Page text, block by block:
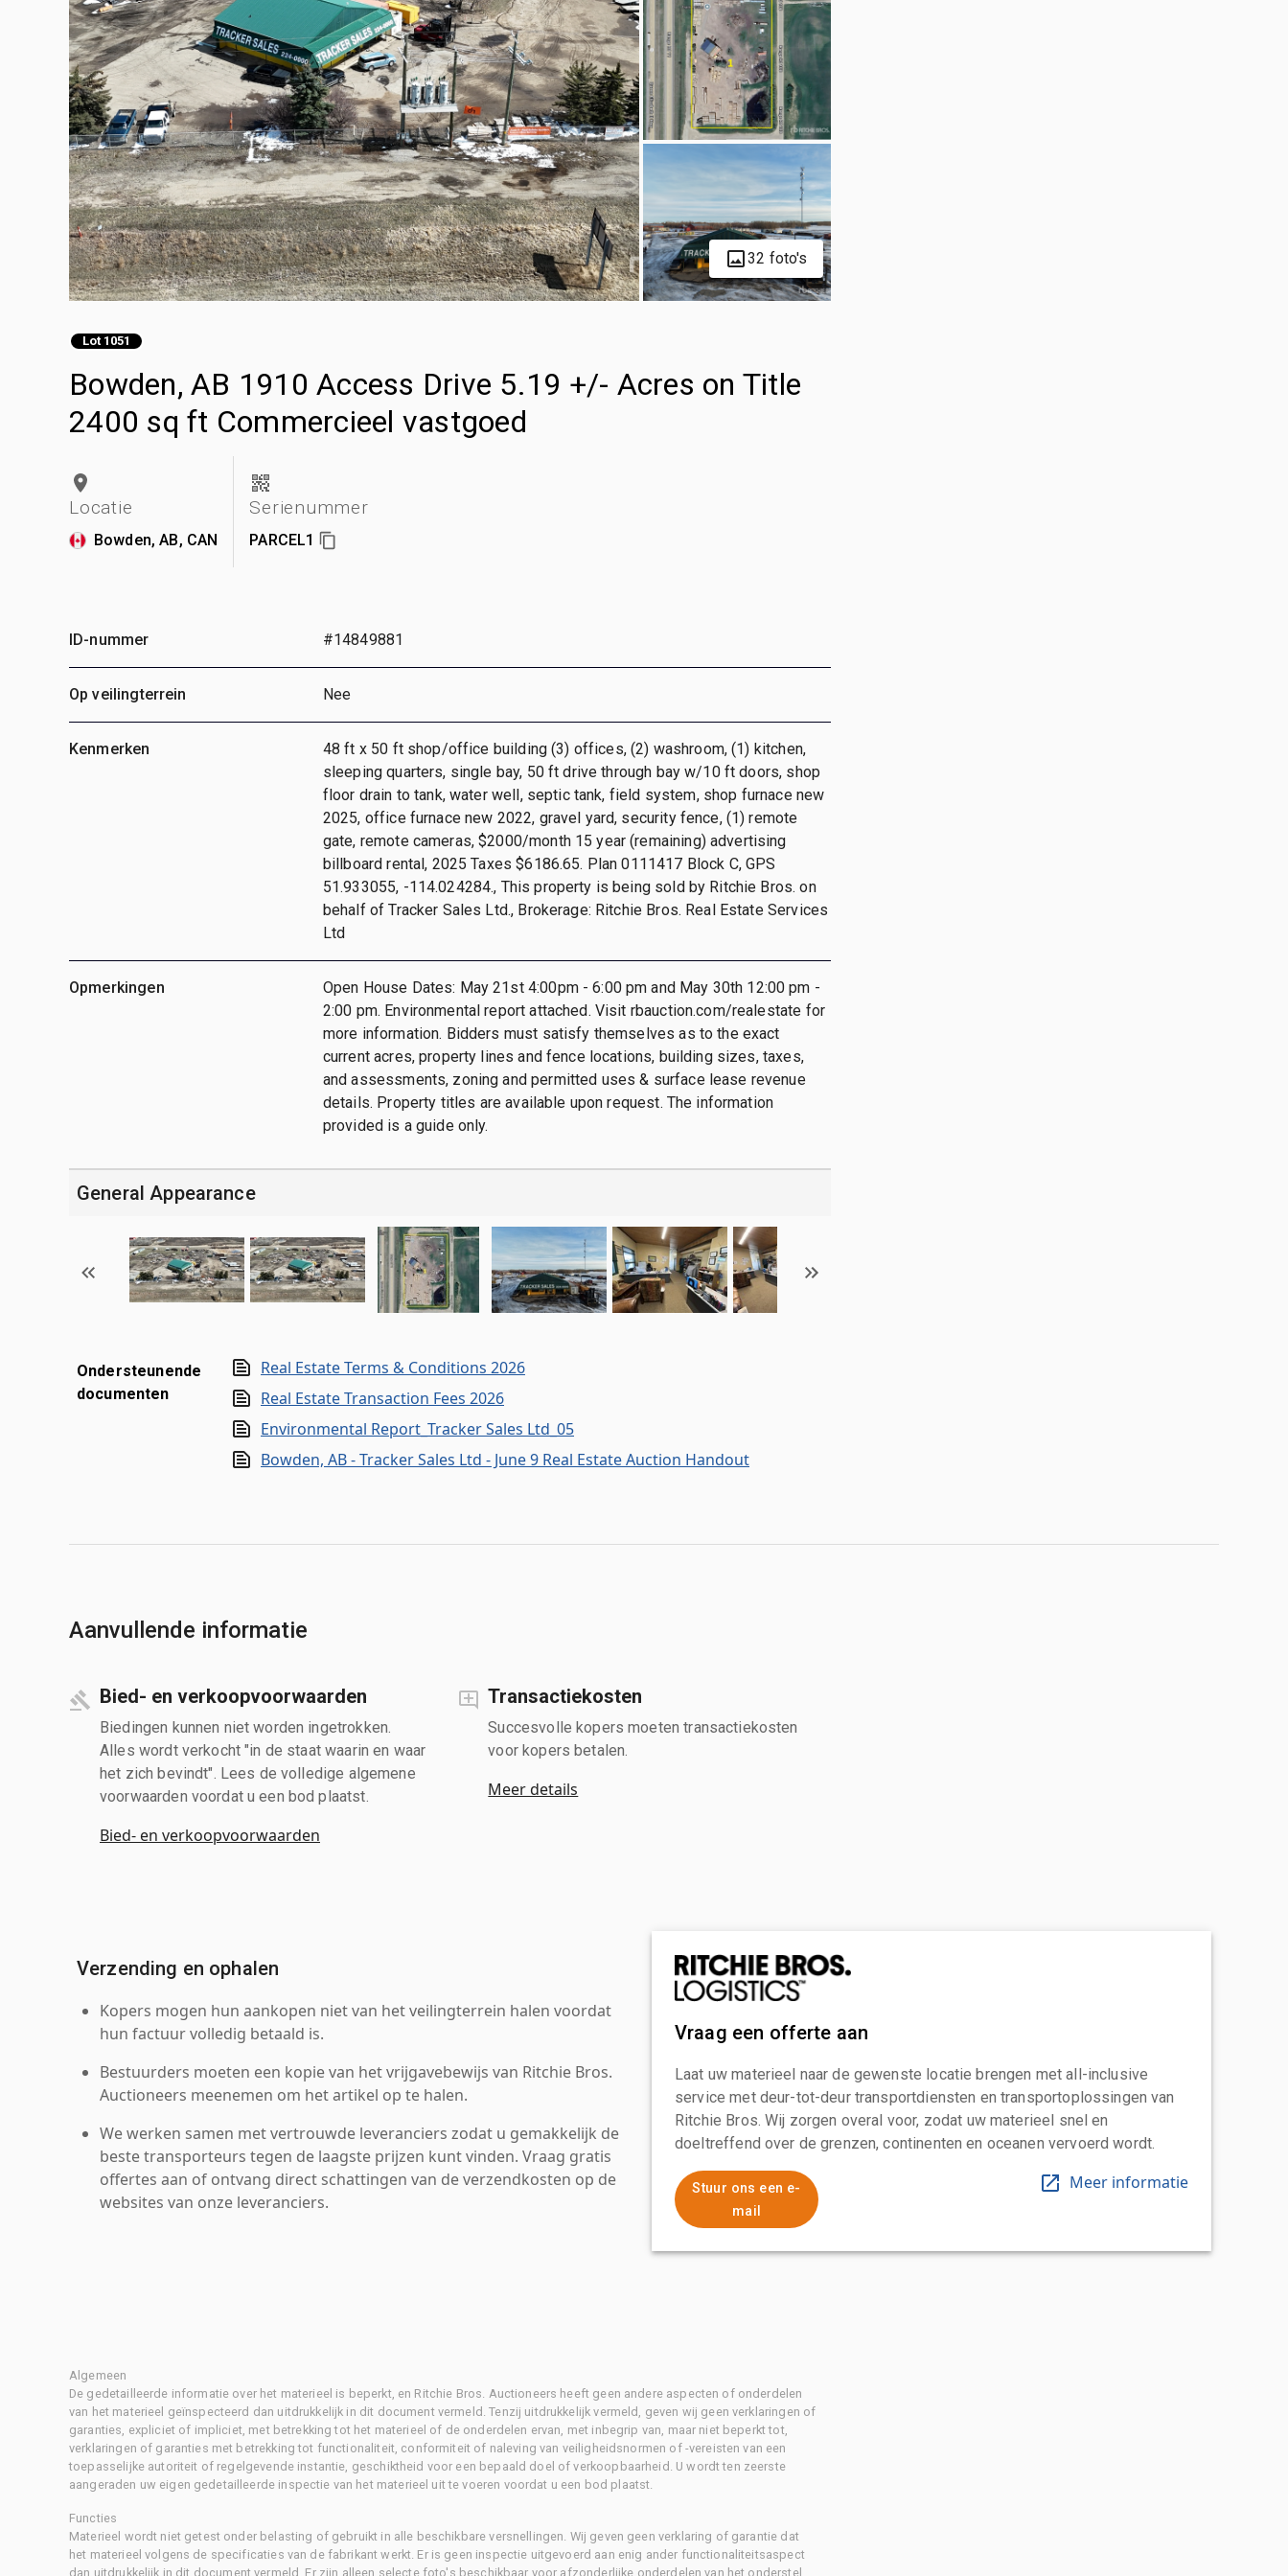
32 foto's
Lot 1051
Bowden, AB 1910 Access Drive 5.19 +/- Acres on Title
2400 sq ft Commercieel vastgoed
Locatie
Bowden, AB, CAN
Serienummer
PARCEL1
ID-nummer #14849881
Op veilingterrein Nee
Kenmerken
48 ft x 50 ft shop/office building (3) offices, (2) washroom, (1) kitchen,
sleeping quarters, single bay, 50 ft drive through bay w/10 ft doors, shop
floor drain to tank, water well, septic tank, field system, shop furnace new
2025, office furnace new 2022, gravel yard, security fence, (1) remote
gate, remote cameras, $2000/month 15 year (remaining) advertising
billboard rental, 2025 Taxes $6186.65. Plan 0111417 Block C, GPS
51.933055, -114.024284., This property is being sold by Ritchie Bros. on
behalf of Tracker Sales Ltd., Brokerage: Ritchie Bros. Real Estate Services
Ltd
Opmerkingen
Open House Dates: May 21st 4:00pm - 6:00 pm and May 30th 12:00 pm -
2:00 pm. Environmental report attached. Visit rbauction.com/realestate for
more information. Bidders must satisfy themselves as to the exact
current acres, property lines and fence locations, building sizes, taxes,
and assessments, zoning and permitted uses & surface lease revenue
details. Property titles are available upon request. The information
provided is a guide only.
General Appearance
Ondersteunende
documenten
Real Estate Terms & Conditions 2026
Real Estate Transaction Fees 2026
Environmental Report_Tracker Sales Ltd_05
Bowden, AB - Tracker Sales Ltd - June 9 Real Estate Auction Handout
Aanvullende informatie
Bied- en verkoopvoorwaarden
Biedingen kunnen niet worden ingetrokken.
Alles wordt verkocht "in de staat waarin en waar
het zich bevindt". Lees de volledige algemene
voorwaarden voordat u een bod plaatst.
Bied- en verkoopvoorwaarden
Transactiekosten
Succesvolle kopers moeten transactiekosten
voor kopers betalen.
Meer details
Verzending en ophalen
Kopers mogen hun aankopen niet van het veilingterrein halen voordat
hun factuur volledig betaald is.
Bestuurders moeten een kopie van het vrijgavebewijs van Ritchie Bros.
Auctioneers meenemen om het artikel op te halen.
We werken samen met vertrouwde leveranciers zodat u gemakkelijk de
beste transporteurs tegen de laagste prijzen kunt vinden. Vraag gratis
offertes aan of ontvang direct schattingen van de verzendkosten op de
websites van onze leveranciers.
Vraag een offerte aan
Laat uw materieel naar de gewenste locatie brengen met all-inclusive
service met deur-tot-deur transportdiensten en transportoplossingen van
Ritchie Bros. Wij zorgen overal voor, zodat uw materieel snel en
doeltreffend over de grenzen, continenten en oceanen vervoerd wordt.
Stuur ons een e-
mail
Meer informatie
Algemeen
De gedetailleerde informatie over het materieel is beperkt, en Ritchie Bros. Auctioneers heeft geen andere aspecten of onderdelen
van het materieel geïnspecteerd dan uitdrukkelijk in dit document vermeld. Tenzij uitdrukkelijk vermeld, geven wij geen verklaringen of
garanties, expliciet of impliciet, met betrekking tot het materieel of de onderdelen ervan, met inbegrip van, maar niet beperkt tot,
verklaringen of garanties met betrekking tot functionaliteit, conformiteit of naleving van veiligheidsnormen of -vereisten van een
toepasselijke autoriteit of regelgevende instantie, geschiktheid voor een bepaald doel of verkoopbaarheid. U wordt ten zeerste
aangeraden uw eigen gedetailleerde inspectie van het materieel uit te voeren voordat u een bod plaatst.
Functies
Materieel wordt niet getest onder belasting of gebruikt in alle beschikbare versnellingen. Wij geven geen verklaring of garantie dat
het materieel volgens de specificaties van de fabrikant werkt. Er is geen inspectie uitgevoerd aan enig ander functionaliteitsaspect
dan uitdrukkelijk in dit document vermeld. Er zijn alleen selecte foto's beschikbaar voor afzonderlijke onderdelen van het onderstel,